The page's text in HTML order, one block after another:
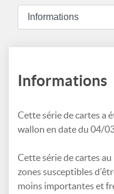
Informations
Cette série de cartes a
wallon en date du 04/
Cette série de cartes
zones susceptibles
moins importantes et